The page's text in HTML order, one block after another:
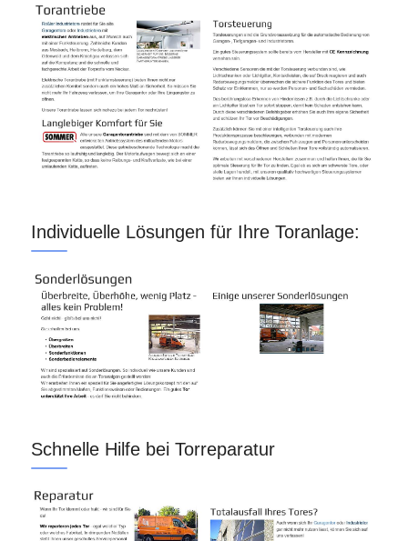
Individuelle Lösungen für Ihre Toranlage:
Schnelle Hilfe bei Torreparatur